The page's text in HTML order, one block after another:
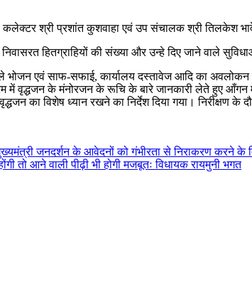
कलेक्टर श्री प्रशांत कुशवाहा एवं उप संचालक श्री तिलकेश
हितग्राहियों की संख्या और उन्हे दिए जाने वाले
एवं साफ-सफाई, कार्यालय दस्तावेज आदि का
के मंनोरजन के रूचि के बारे जानकारी लेते हुए आँगन
विशेष ध्यान रखने का निर्देश दिया गया। निरीक्षण के
जनदर्शन के आवेदनों को गंभीरता से निराकरण करने के
तो आने वाली पीढ़ी भी होगी मजबूतः विधायक रायमुनी भगत